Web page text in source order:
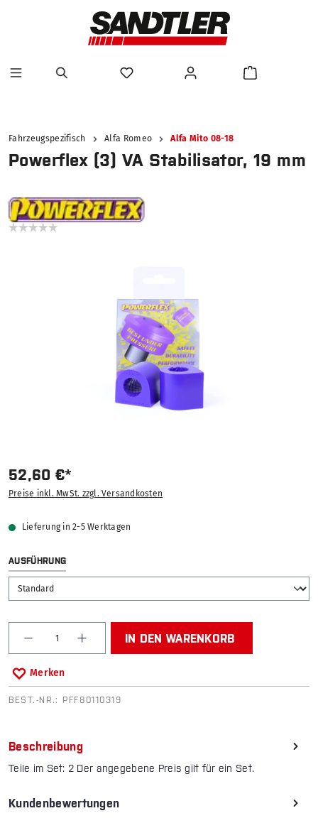
Fahrzeugspezifisch Alfa Romeo Alfa Mito 08-18
Powerflex (3) VA Stabilisator, 19 mm
52,60 €*
Preise inkl. MwSt. zzgl. Versandkosten
Lieferung in 2-5 Werktagen
AUSFÜHRUNGAUSWÄHLEN
Produkt Anzahl: Gib den gewünschten Wert ein
IN DEN WARENKORB
Merken
BEST.-NR.: PFF80110319
Beschreibung
Teile im Set: 2 Der angegebene Preis gilt für ein Set.
Kundenbewertungen